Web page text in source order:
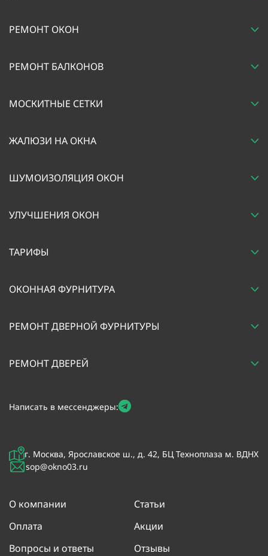
г. Москва, Ярославское ш., д. 42, БЦ Техноплаза м. ВДНХ
sop@okno03.ru
О компании
Статьи
Оплата
Акции
Вопросы и ответы
Отзывы
Написать в мессенджеры:
РЕМОНТ ОКОН
РЕМОНТ БАЛКОНОВ
МОСКИТНЫЕ СЕТКИ
ЖАЛЮЗИ НА ОКНА
ШУМОИЗОЛЯЦИЯ ОКОН
УЛУЧШЕНИЯ ОКОН
ТАРИФЫ
ОКОННАЯ ФУРНИТУРА
РЕМОНТ ДВЕРНОЙ ФУРНИТУРЫ
РЕМОНТ ДВЕРЕЙ